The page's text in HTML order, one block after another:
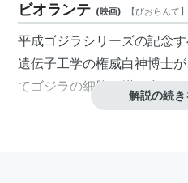
ビオランテ (映画) 【びおらんて】
平成ゴジラシリーズの記念
遺伝子工学の権威白神博士
てゴジラの細胞を掛け合わ
解説の続